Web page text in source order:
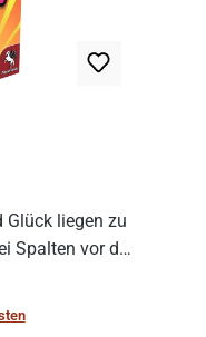
Glück liegen zu
Spalten vor den
zu treiben
solange man